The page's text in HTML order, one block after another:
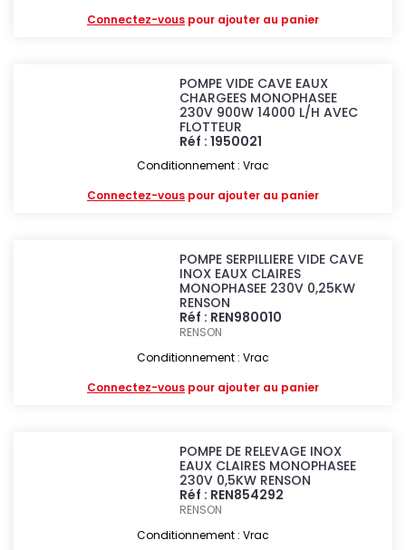
Connectez-vous pour ajouter au panier
POMPE VIDE CAVE EAUX
CHARGEES MONOPHASEE
230V 900W 14000 L/H AVEC
FLOTTEUR
Réf : 1950021
Conditionnement : Vrac
Connectez-vous pour ajouter au panier
POMPE SERPILLIERE VIDE CAVE
INOX EAUX CLAIRES
MONOPHASEE 230V 0,25KW
RENSON
Réf : REN980010
RENSON
Conditionnement : Vrac
Connectez-vous pour ajouter au panier
POMPE DE RELEVAGE INOX
EAUX CLAIRES MONOPHASEE
230V 0,5KW RENSON
Réf : REN854292
RENSON
Conditionnement : Vrac